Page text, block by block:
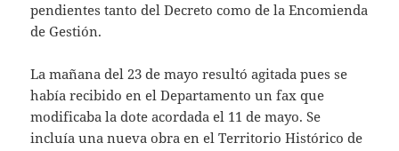
pendientes tanto del Decreto como de la Encomienda
de Gestión.
La mañana del 23 de mayo resultó agitada pues se
había recibido en el Departamento un fax que
modificaba la dote acordada el 11 de mayo. Se
incluía una nueva obra en el Territorio Histórico de